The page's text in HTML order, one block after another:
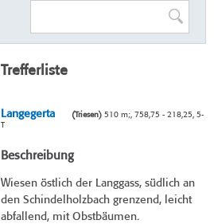
Trefferliste
Langegerta (Triesen)510 m;, 758,75 - 218,25, 5-
T
Beschreibung
Wiesen östlich der Langgass, südlich an
den Schindelholzbach grenzend, leicht
abfallend, mit Obstbäumen.